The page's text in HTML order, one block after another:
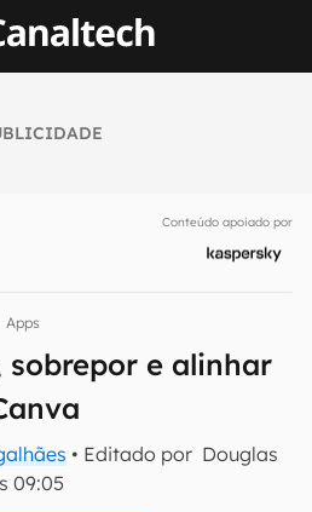
Conteúdo apoiado por
Apps
sobrepor e alinhar
• Editado por Douglas
09:05
tecnologia em primeira
se
e concordo com os